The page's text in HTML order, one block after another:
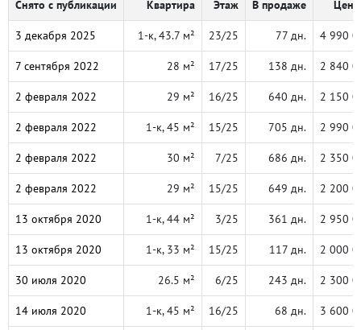
Снято с публикации Квартира Этаж В продаже
3 декабря 2025 1-к, 43.7 м² 23/25 77 дн. 4 990
7 сентября 2022 28 м² 17/25 138 дн. 2 840
2 февраля 2022 29 м² 16/25 640 дн. 2 150
2 февраля 2022 1-к, 45 м² 15/25 705 дн. 2 990
2 февраля 2022 30 м² 7/25 686 дн. 2 350
2 февраля 2022 29 м² 15/25 649 дн. 2 200
13 октября 2020 1-к, 44 м² 3/25 361 дн. 2 950
13 октября 2020 1-к, 33 м² 15/25 117 дн. 2 000
30 июля 2020 26.5 м² 6/25 243 дн. 2 300
14 июля 2020 1-к, 45 м² 16/25 68 дн. 3 600